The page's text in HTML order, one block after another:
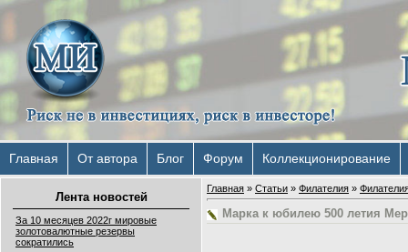
Главная От автора Блог Форум Коллекционирование
Лента новостей
За 10 месяцев 2022г мировые
золотовалютные резервы
сократились
Главная » Статьи » Филателия »
Марка к юбилею 500 летия